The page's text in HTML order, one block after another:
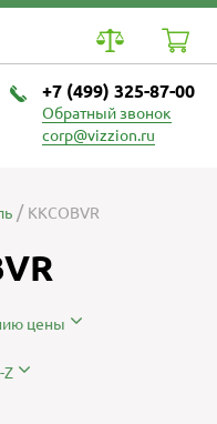
+7 (499) 325-87-00
Обратный звонок
corp@vizzion.ru
KKCOBVR
цены
Z